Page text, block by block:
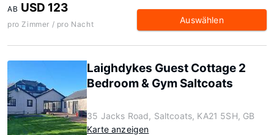
AB USD 123
pro Zimmer / pro Nacht Auswählen
Laighdykes Guest Cottage 2
Bedroom & Gym Saltcoats
35 Jacks Road, Saltcoats, KA21 5SH, GB
Karte anzeigen